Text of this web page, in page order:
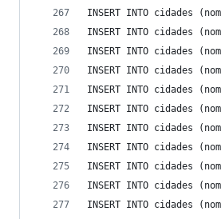
INSERT INTO cidades
INSERT INTO cidades
INSERT INTO cidades
INSERT INTO cidades
INSERT INTO cidades
INSERT INTO cidades
INSERT INTO cidades
INSERT INTO cidades
INSERT INTO cidades
INSERT INTO cidades
INSERT INTO cidades